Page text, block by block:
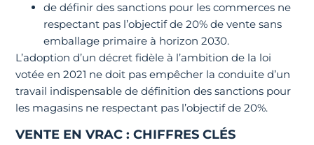
de définir des sanctions pour les commerces ne
respectant pas l’objectif de 20% de vente sans
emballage primaire à horizon 2030.
L’adoption d’un décret fidèle à l’ambition de la loi
votée en 2021 ne doit pas empêcher la conduite d’un
travail indispensable de définition des sanctions pour
les magasins ne respectant pas l’objectif de 20%.
VENTE EN VRAC : CHIFFRES CLÉS